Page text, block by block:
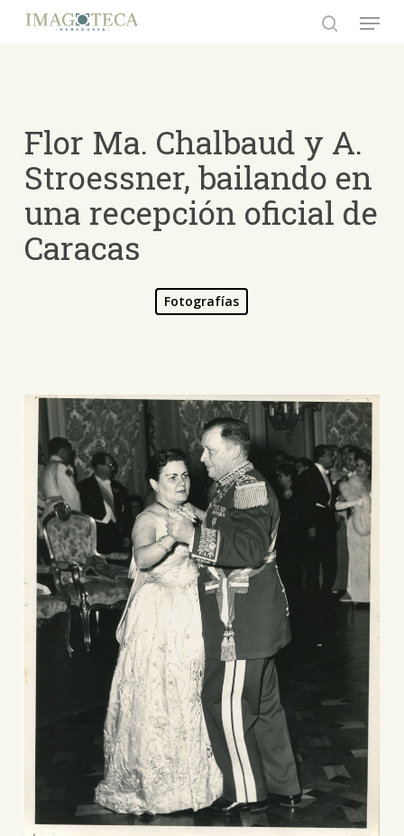
Menu
Flor Ma. Chalbaud y A.
Stroessner, bailando en
una recepción oficial de
Caracas
Fotografías